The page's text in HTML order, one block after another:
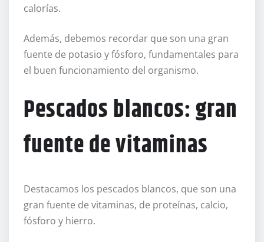
calorías.
Además, debemos recordar que son una gran
fuente de potasio y fósforo, fundamentales para
el buen funcionamiento del organismo.
Pescados blancos: gran
fuente de vitaminas
Destacamos los pescados blancos, que son una
gran fuente de vitaminas, de proteínas, calcio,
fósforo y hierro.